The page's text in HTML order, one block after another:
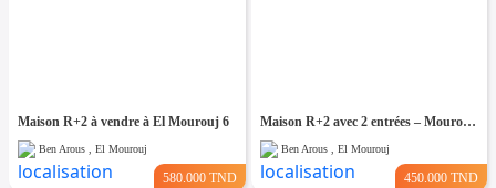
Maison R+2 à vendre à El Mourouj 6
Ben Arous , El Mourouj
580.000 TND
Maison R+2 avec 2 entrées – Mourouj 4
Ben Arous , El Mourouj
450.000 TND